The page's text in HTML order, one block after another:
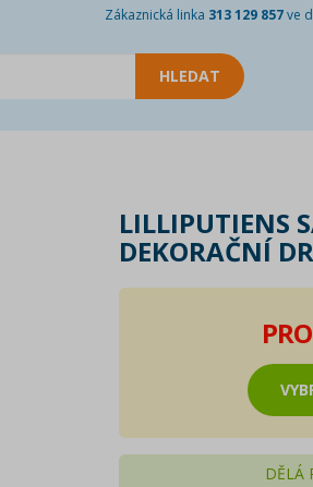
Zákaznická linka 313 129 857ve
LILLIPUTIENS
DEKORAČNÍ
DĚLÁ